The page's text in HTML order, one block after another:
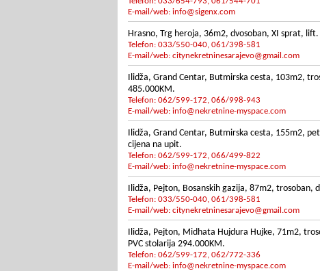
E-mail/web: info@sigenx.com
Hrasno, Trg heroja, 36m2, dvosoban, XI sprat, lift.
Telefon: 033/550-040, 061/398-581
E-mail/web: citynekretninesarajevo@gmail.com
Ilidža, Grand Centar, Butmirska cesta, 103m2,
485.000KM.
Telefon: 062/599-172, 066/998-943
E-mail/web: info@nekretnine-myspace.com
Ilidža, Grand Centar, Butmirska cesta, 155m2,
cijena na upit.
Telefon: 062/599-172, 066/499-822
E-mail/web: info@nekretnine-myspace.com
Ilidža, Pejton, Bosanskih gazija, 87m2, trosoban,
Telefon: 033/550-040, 061/398-581
E-mail/web: citynekretninesarajevo@gmail.com
Ilidža, Pejton, Midhata Hujdura Hujke, 71m2,
PVC stolarija 294.000KM.
Telefon: 062/599-172, 062/772-336
E-mail/web: info@nekretnine-myspace.com